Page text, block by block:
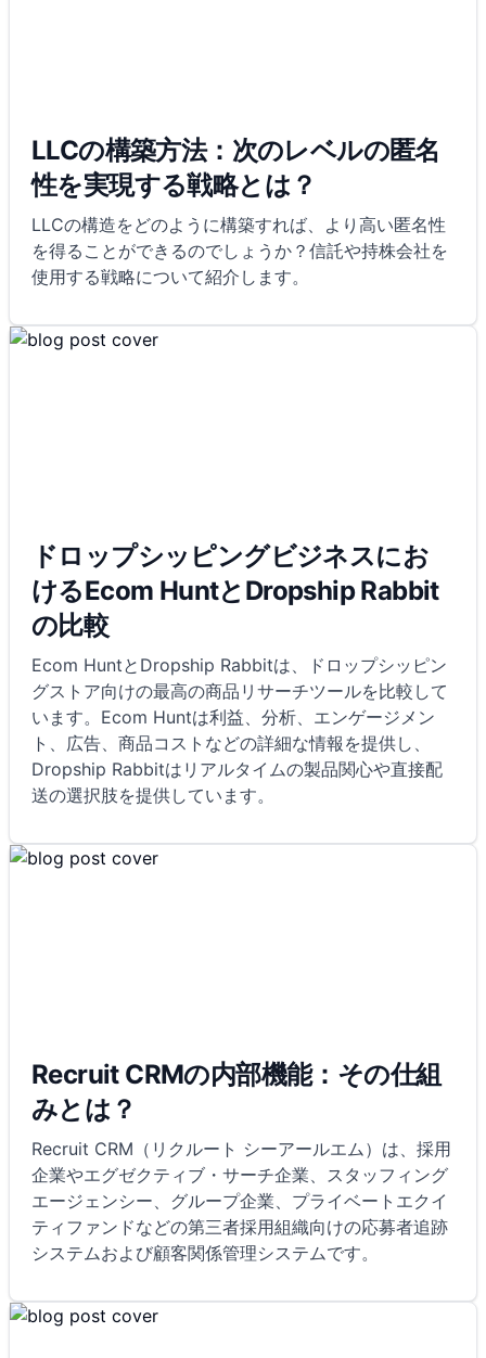
LLCの構築方法：次のレベルの匿名
性を実現する戦略とは？
LLCの構造をどのように構築すれば、より高い匿名性
を得ることができるのでしょうか？信託や持株会社を
使用する戦略について紹介します。
ドロップシッピングビジネスにお
けるEcom HuntとDropship Rabbit
の比較
Ecom HuntとDropship Rabbitは、ドロップシッピン
グストア向けの最高の商品リサーチツールを比較して
います。Ecom Huntは利益、分析、エンゲージメン
ト、広告、商品コストなどの詳細な情報を提供し、
Dropship Rabbitはリアルタイムの製品関心や直接配
送の選択肢を提供しています。
Recruit CRMの内部機能：その仕組
みとは？
Recruit CRM（リクルート シーアールエム）は、採用
企業やエグゼクティブ・サーチ企業、スタッフィング
エージェンシー、グループ企業、プライベートエクイ
ティファンドなどの第三者採用組織向けの応募者追跡
システムおよび顧客関係管理システムです。